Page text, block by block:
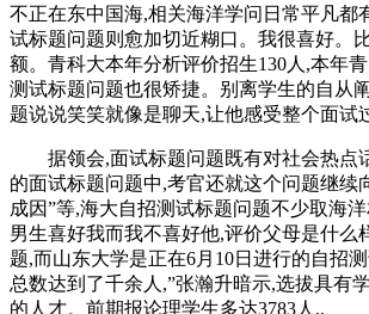
不正在东中国海,相关海洋学问日常平凡都
试标题问题则愈加切近糊口。我很喜好。
额。青科大本年分析评价招生130人,本年
测试标题问题也很矫捷。别离学生的自从
题说说笑笑就像是聊天,让他感受整个面试
据领会,面试标题问题既有对社会热点
的面试标题问题中,考官还就这个问题继续
成因”等,海大自招测试标题问题不少取海
男生喜好我而我不喜好他,评价父母是什么
题,而山东大学是正在6月10日进行的自招
总数达到了千余人,”张瀚升暗示,选拔具有
的人才。前期报论理学生多达3783人,,